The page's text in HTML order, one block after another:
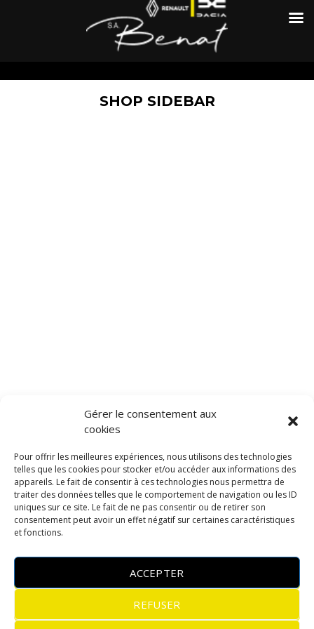
Gérer le consentement aux
cookies
Pour offrir les meilleures expériences, nous utilisons des technologies
telles que les cookies pour stocker et/ou accéder aux informations des
appareils. Le fait de consentir à ces technologies nous permettra de
traiter des données telles que le comportement de navigation ou les ID
uniques sur ce site. Le fait de ne pas consentir ou de retirer son
consentement peut avoir un effet négatif sur certaines caractéristiques
et fonctions.
ACCEPTER
REFUSER
SHOP SIDEBAR